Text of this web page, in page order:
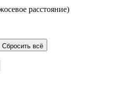
расстояние)
Сбросить всё